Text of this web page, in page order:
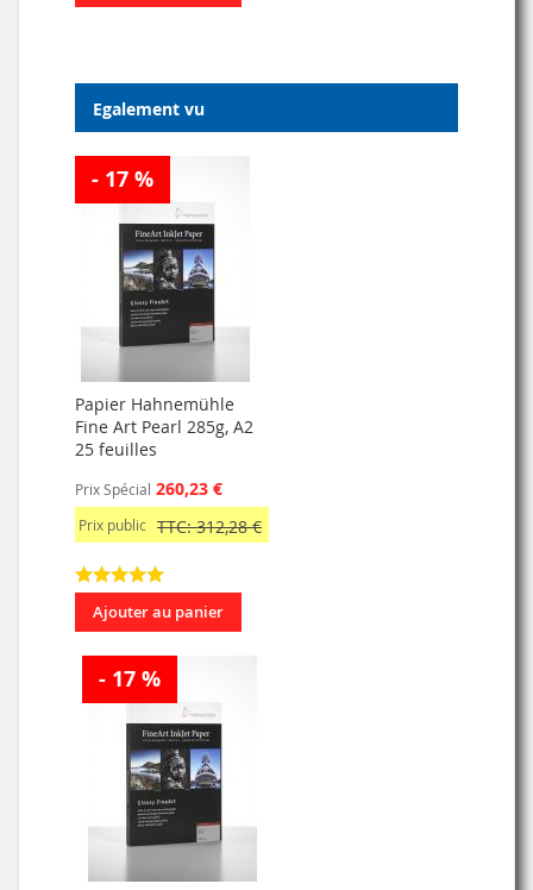
Egalement vu
- 17 %
Papier Hahnemühle
Fine Art Pearl 285g, A2
25 feuilles
Prix Spécial 260,23 €
Prix public TTC: 312,28 €
Ajouter au panier
- 17 %